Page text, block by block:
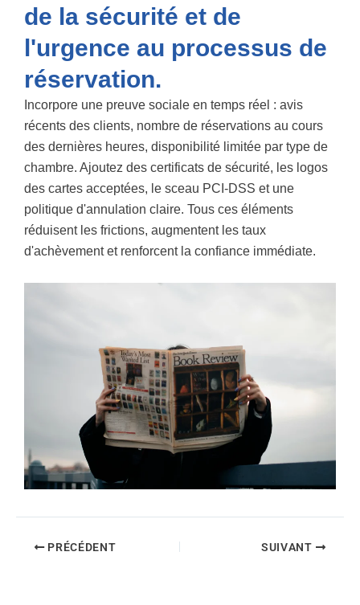
de la sécurité et de
l'urgence au processus de
réservation.
Incorpore une preuve sociale en temps réel : avis
récents des clients, nombre de réservations au cours
des dernières heures, disponibilité limitée par type de
chambre. Ajoutez des certificats de sécurité, les logos
des cartes acceptées, le sceau PCI-DSS et une
politique d'annulation claire. Tous ces éléments
réduisent les frictions, augmentent les taux
d'achèvement et renforcent la confiance immédiate.
PRÉCÉDENT SUIVANT